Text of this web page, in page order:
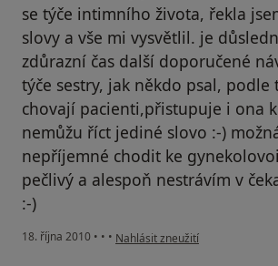
se týče intimního života, řekla
slovy a vše mi vysvětlil. je
zdůrazní čas další doporučené
týče sestry, jak někdo psal, podle
chovají pacienti,přistupuje i ona
nemůžu říct jediné slovo :-)
nepříjemné chodit ke
pečlivý a alespoň nestrávím v
:-)
18. října 2010 • • • podle názoru uživatele Pacient
Nahlásit zneužití